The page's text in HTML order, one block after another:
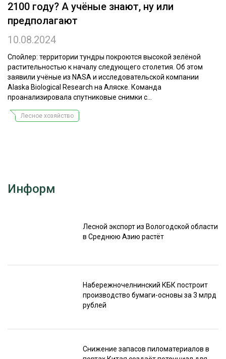
ЦБП
КОМПЛЕКСНАЯ ПЕРЕРАБОТКА
ЛЕСОПИЛЕНИЕ
ДЕРЕВЯННОЕ ДОМОСТРОЕНИЕ
БЕЗОПАСНОЕ ПРОИЗВОДСТВО
СОРТИРОВКА ДРЕВЕСИНЫ
2100 году? А учёные знают, ну или
предполагают
10.08.2024
Спойлер: территории тундры покроются высокой зелёной
растительностью к началу следующего столетия. Об этом
заявили учёные из NASA и исследовательской компании
Alaska Biological Research на Аляске. Команда
проанализировала спутниковые снимки с...
Лесное хозяйство
Информ
Лесной экспорт из Вологодской области
в Среднюю Азию растёт
Набережночелнинский КБК построит
производство бумаги-основы за 3 млрд
рублей
Снижение запасов пиломатериалов в